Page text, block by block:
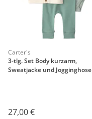
Carter's
3-tlg. Set Body kurzarm,
Sweatjacke und Jogginghose
27,00 €